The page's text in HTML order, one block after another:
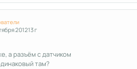
201213 г
а разъём с датчиком
там?